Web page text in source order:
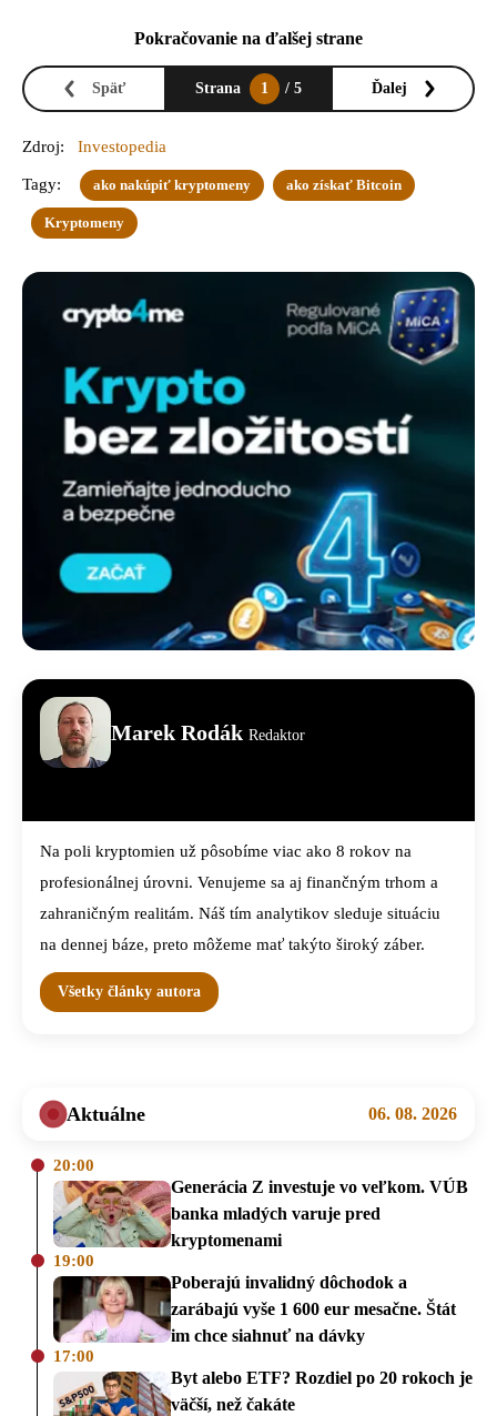
Pokračovanie na ďalšej strane
Späť Strana 1 / 5 Ďalej
Zdroj: Investopedia
Tagy: ako nakúpiť kryptomeny ako získať Bitcoin
Kryptomeny
Marek Rodák Redaktor
Na poli kryptomien už pôsobíme viac ako 8 rokov na
profesionálnej úrovni. Venujeme sa aj finančným trhom a
zahraničným realitám. Náš tím analytikov sleduje situáciu
na dennej báze, preto môžeme mať takýto široký záber.
Všetky články autora
Aktuálne 06. 08. 2026
20:00
Generácia Z investuje vo veľkom. VÚB
banka mladých varuje pred
kryptomenami
19:00
Poberajú invalidný dôchodok a
zarábajú vyše 1 600 eur mesačne. Štát
im chce siahnuť na dávky
17:00
Byt alebo ETF? Rozdiel po 20 rokoch je
väčší, než čakáte